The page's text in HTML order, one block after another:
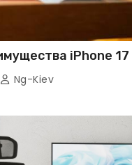
iPhone 17
Ng-Kiev